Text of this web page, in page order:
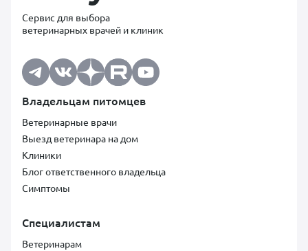
Сервис для выбора
ветеринарных врачей и клиник
Владельцам питомцев
Ветеринарные врачи
Выезд ветеринара на дом
Клиники
Блог ответственного владельца
Симптомы
Специалистам
Ветеринарам